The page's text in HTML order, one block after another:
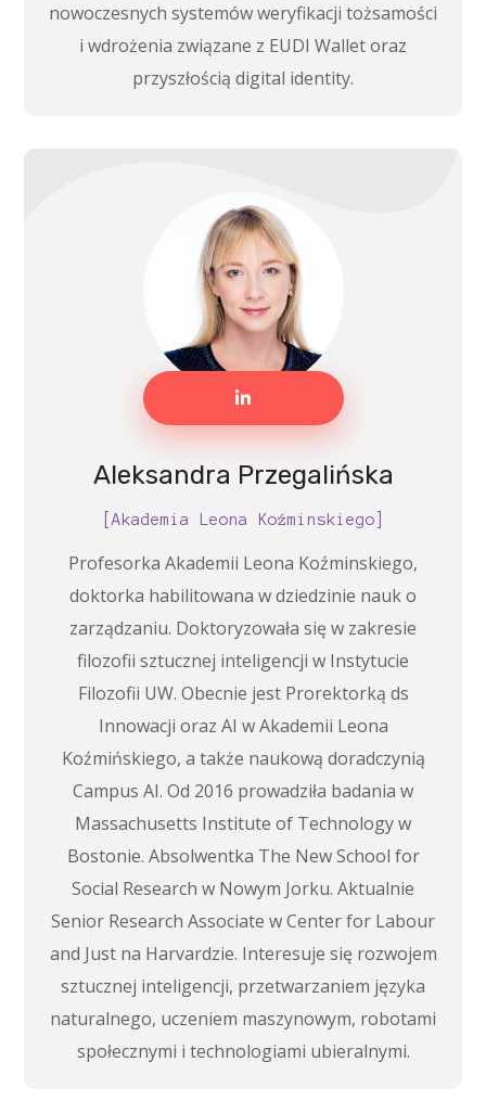
nowoczesnych systemów weryfikacji tożsamości
i wdrożenia związane z EUDI Wallet oraz
przyszłością digital identity.
Aleksandra Przegalińska
[Akademia Leona Koźminskiego]
Profesorka Akademii Leona Koźminskiego,
doktorka habilitowana w dziedzinie nauk o
zarządzaniu. Doktoryzowała się w zakresie
filozofii sztucznej inteligencji w Instytucie
Filozofii UW. Obecnie jest Prorektorką ds
Innowacji oraz AI w Akademii Leona
Koźmińskiego, a także naukową doradczynią
Campus AI. Od 2016 prowadziła badania w
Massachusetts Institute of Technology w
Bostonie. Absolwentka The New School for
Social Research w Nowym Jorku. Aktualnie
Senior Research Associate w Center for Labour
and Just na Harvardzie. Interesuje się rozwojem
sztucznej inteligencji, przetwarzaniem języka
naturalnego, uczeniem maszynowym, robotami
społecznymi i technologiami ubieralnymi.